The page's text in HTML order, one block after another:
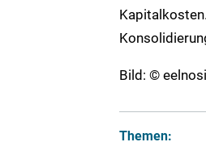
Bild: ©
Themen: